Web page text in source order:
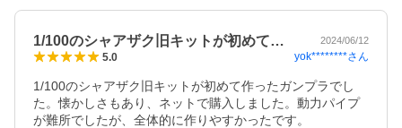
1/100のシャアザク旧キットが初めて… 2024/06/12
5.0 yok********さん
1/100のシャアザク旧キットが初めて作ったガンプラでし
た。懐かしさもあり、ネットで購入しました。動力パイプ
が難所でしたが、全体的に作りやすかったです。